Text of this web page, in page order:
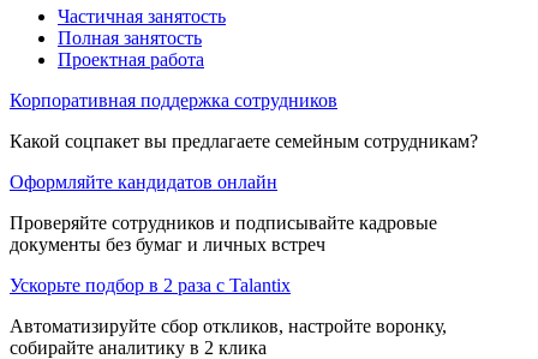
Частичная занятость
Полная занятость
Проектная работа
Корпоративная поддержка сотрудников
Какой соцпакет вы предлагаете семейным сотрудникам?
Оформляйте кандидатов онлайн
Проверяйте сотрудников и подписывайте кадровые
документы без бумаг и личных встреч
Ускорьте подбор в 2 раза с Talantix
Автоматизируйте сбор откликов, настройте воронку,
собирайте аналитику в 2 клика